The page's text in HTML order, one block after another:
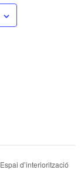
Espai d’interiorització